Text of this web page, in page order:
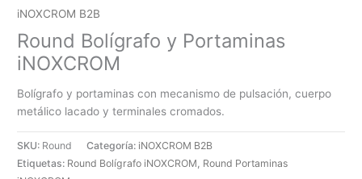
iNOXCROM B2B
Round Bolígrafo y Portaminas
iNOXCROM
Bolígrafo y portaminas con mecanismo de pulsación, cuerpo
metálico lacado y terminales cromados.
SKU: Round Categoría: iNOXCROM B2B
Etiquetas: Round Bolígrafo iNOXCROM, Round Portaminas